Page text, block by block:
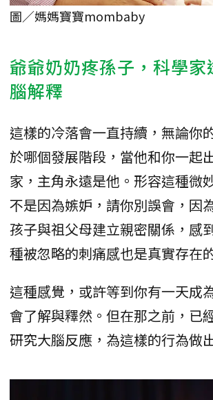
圖／媽媽寶寶mombaby
爺爺奶奶疼孫子，科學家
腦解釋
這樣的冷落會一直持續，無論你
於哪個發展階段，當他和你一起
家，主角永遠是他。形容這種微
不是因為嫉妒，請你別誤會，因
孩子與祖父母建立親密關係，感
種被忽略的刺痛感也是真實存在
這種感覺，或許等到你有一天成
會了解與釋然。但在那之前，已
研究大腦反應，為這樣的行為做